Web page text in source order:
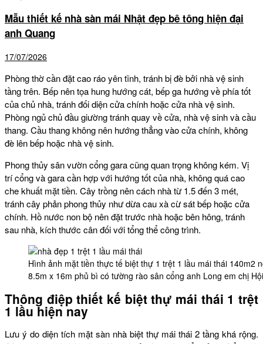
Mẫu thiết kế nhà sàn mái Nhật đẹp bê tông hiện đại
anh Quang
17/07/2026
Phòng thờ cần đặt cao ráo yên tĩnh, tránh bị đè bởi nhà vệ sinh
tầng trên. Bếp nên tọa hung hướng cát, bếp ga hướng về phía tốt
của chủ nhà, tránh đối diện cửa chính hoặc cửa nhà vệ sinh.
Phòng ngủ chủ đầu giường tránh quay về cửa, nhà vệ sinh và cầu
thang. Cầu thang không nên hướng thẳng vào cửa chính, không
đè lên bếp hoặc nhà vệ sinh.
Phong thủy sân vườn cổng gara cũng quan trọng không kém. Vị
trí cổng và gara cần hợp với hướng tốt của nhà, không quá cao
che khuất mặt tiền. Cây trồng nên cách nhà từ 1.5 đến 3 mét,
tránh cây phản phong thủy như dừa cau xà cừ sát bếp hoặc cửa
chính. Hồ nước non bộ nên đặt trước nhà hoặc bên hông, tránh
sau nhà, kích thước cân đối với tổng thể công trình.
Hình ảnh mặt tiền thực tế biệt thự 1 trệt 1 lầu mái thái 140m2
8.5m x 16m phủ bì có tường rào sân cổng anh Long em chị Hội
Thông điệp thiết kế biệt thự mái thái 1 trệt
1 lầu hiện nay
Lưu ý do diện tích mặt sàn nhà biệt thự mái thái 2 tầng khá rộng.